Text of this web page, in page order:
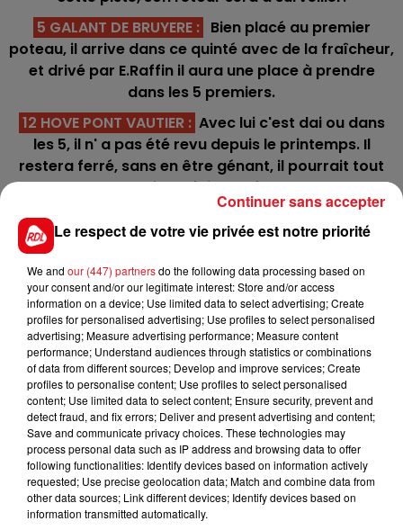
5 GALANT DE BRUYERE : Bien placé au premier
poteau, il arrive dans ce quinté avec de la fraîcheur,
et drivé par E.Raffin il aura une place à prendre
dans les 5 premiers.
12 HOVE PONT VAUTIER : Avec lui c'est dai ou dans
les 5, il n' a pas été revu depuis le printemps. Il
restera ferré, sans en être génant, il pourrait tout
de suite refaire surface.
2 HURON :
revient sur une piste cendrée où il sera capable de
*******
En direct des pistes :
Vincennes (R1) : 613 JOYCE DES GRANGES - 506
JUSTIN BOLD
FILS D'ACTUS
Le respect de votre vie privée est notre priorité
We and our (447) partnersdo the following data processing based on
your consent and/or our legitimate interest: Store and/or access
information on a device; Use limited data to select advertising; Create
profiles for personalised advertising; Use profiles to select personalised
advertising; Measure advertising performance; Measure content
performance; Understand audiences through statistics or combinations
of data from different sources; Develop and improve services; Create
profiles to personalise content; Use profiles to select personalised
content; Use limited data to select content; Ensure security, prevent and
detect fraud, and fix errors; Deliver and present advertising and content;
Save and communicate privacy choices. These technologies may
process personal data such as IP address and browsing data to offer
following functionalities: Identify devices based on information actively
requested; Use precise geolocation data; Match and combine data from
other data sources; Link different devices; Identify devices based on
information transmitted automatically.
Continuer sans accepter